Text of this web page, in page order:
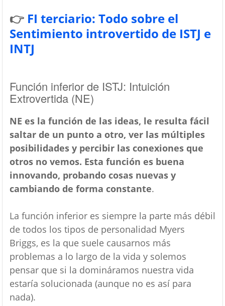
👉 FI terciario: Todo sobre el
Sentimiento introvertido de ISTJ e
INTJ
Función inferior de ISTJ: Intuición
Extrovertida (NE)
NE es la función de las ideas, le resulta fácil
saltar de un punto a otro, ver las múltiples
posibilidades y percibir las conexiones que
otros no vemos. Esta función es buena
innovando, probando cosas nuevas y
cambiando de forma constante.
La función inferior es siempre la parte más débil
de todos los tipos de personalidad Myers
Briggs, es la que suele causarnos más
problemas a lo largo de la vida y solemos
pensar que si la domináramos nuestra vida
estaría solucionada (aunque no es así para
nada).